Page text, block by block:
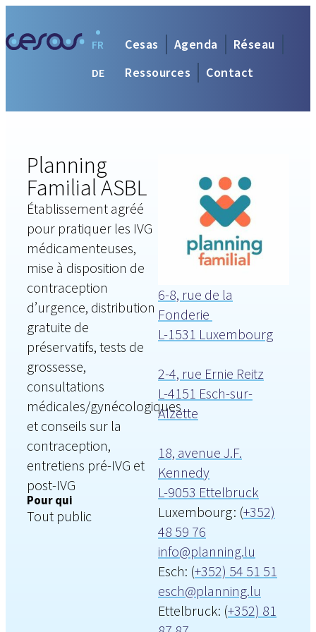
Cesas Agenda
Réseau
Ressources
Contact
FR
DE
Planning
Familial ASBL
Établissement agréé
pour pratiquer les IVG
médicamenteuses,
mise à disposition de
contraception
d’urgence, distribution
gratuite de
préservatifs, tests de
grossesse,
consultations
médicales/gynécologiques
et conseils sur la
contraception,
entretiens pré-IVG et
post-IVG
Pour qui
Tout public
6-8, rue de la
Fonderie
L-1531 Luxembourg
2-4, rue Ernie Reitz
L-4151 Esch-sur-
Alzette
18, avenue J.F.
Kennedy
L-9053 Ettelbruck
Luxembourg : (+352)
48 59 76
info@planning.lu
Esch: (+352) 54 51 51
esch@planning.lu
Ettelbruck: (+352) 81